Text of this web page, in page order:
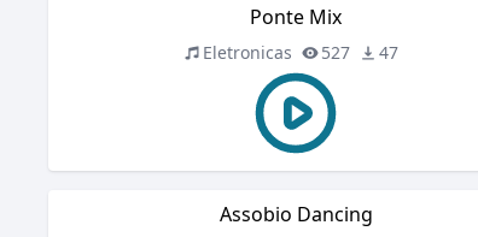
Ponte Mix
Eletronicas 527 47
Assobio Dancing